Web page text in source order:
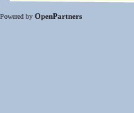
Powered by OpenPartners